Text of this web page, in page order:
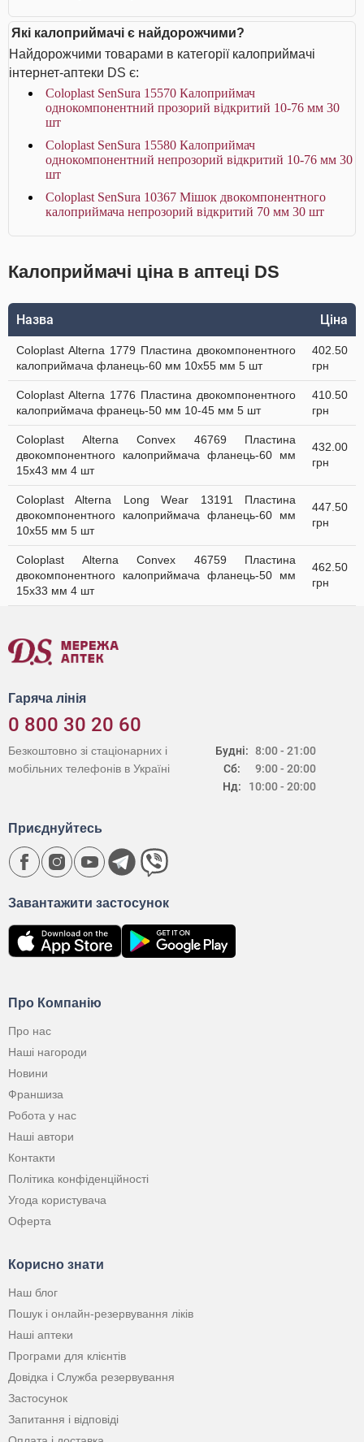
Які калоприймачі є найдорожчими?
Найдорожчими товарами в категорії калоприймачі
інтернет-аптеки DS є:
Coloplast SenSura 15570 Калоприймач
однокомпонентний прозорий відкритий 10-76 мм 30
шт
Coloplast SenSura 15580 Калоприймач
однокомпонентний непрозорий відкритий 10-76 мм 30
шт
Coloplast SenSura 10367 Мішок двокомпонентного
калоприймача непрозорий відкритий 70 мм 30 шт
Калоприймачі ціна в аптеці DS
Назва Ціна
Coloplast Alterna 1779 Пластина двокомпонентного
калоприймача фланець-60 мм 10x55 мм 5 шт
402.50
грн
Coloplast Alterna 1776 Пластина двокомпонентного
калоприймача франець-50 мм 10-45 мм 5 шт
410.50
грн
Coloplast Alterna Convex 46769 Пластина
двокомпонентного калоприймача фланець-60 мм
15x43 мм 4 шт
432.00
грн
Coloplast Alterna Long Wear 13191 Пластина
двокомпонентного калоприймача фланець-60 мм
10x55 мм 5 шт
447.50
грн
Coloplast Alterna Convex 46759 Пластина
двокомпонентного калоприймача фланець-50 мм
15x33 мм 4 шт
462.50
грн
Гаряча лінія
0 800 30 20 60
Будні:
Сб:
Нд:
8:00 - 21:00
9:00 - 20:00
10:00 - 20:00
Безкоштовно зі стаціонарних і
мобільних телефонів в Україні
Про Компанію
Про нас
Наші нагороди
Новини
Франшиза
Робота у нас
Наші автори
Контакти
Політика конфіденційності
Угода користувача
Оферта
Корисно знати
Наш блог
Пошук і онлайн-резервування ліків
Наші аптеки
Програми для клієнтів
Довідка і Служба резервування
Застосунок
Запитання і відповіді
Завантажити застосунок
Приєднуйтесь